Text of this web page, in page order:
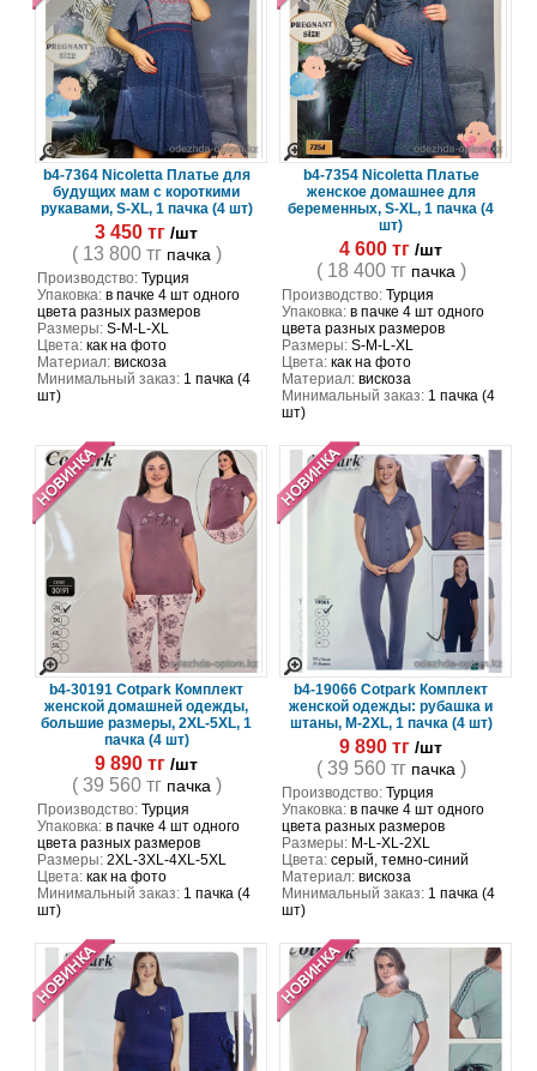
b4-7364 Nicoletta Платье для
будущих мам с короткими
рукавами, S-XL, 1 пачка (4 шт)
3 450 тг /шт
( 13 800 тг пачка )
Производство:Турция
Упаковка:в пачке 4 шт одного
цвета разных размеров
Размеры:S-M-L-XL
Цвета:как на фото
Материал:вискоза
Минимальный заказ:1 пачка (4
шт)
b4-7354 Nicoletta Платье
женское домашнее для
беременных, S-XL, 1 пачка (4
шт)
4 600 тг /шт
( 18 400 тг пачка )
Производство:Турция
Упаковка:в пачке 4 шт одного
цвета разных размеров
Размеры:S-M-L-XL
Цвета:как на фото
Материал:вискоза
Минимальный заказ:1 пачка (4
шт)
b4-30191 Cotpark Комплект
женской домашней одежды,
большие размеры, 2XL-5XL, 1
пачка (4 шт)
9 890 тг /шт
( 39 560 тг пачка )
Производство:Турция
Упаковка:в пачке 4 шт одного
цвета разных размеров
Размеры:2XL-3XL-4XL-5XL
Цвета:как на фото
Минимальный заказ:1 пачка (4
шт)
b4-19066 Cotpark Комплект
женской одежды: рубашка и
штаны, M-2XL, 1 пачка (4 шт)
9 890 тг /шт
( 39 560 тг пачка )
Производство:Турция
Упаковка:в пачке 4 шт одного
цвета разных размеров
Размеры:M-L-XL-2XL
Цвета:серый, темно-синий
Материал:вискоза
Минимальный заказ:1 пачка (4
шт)